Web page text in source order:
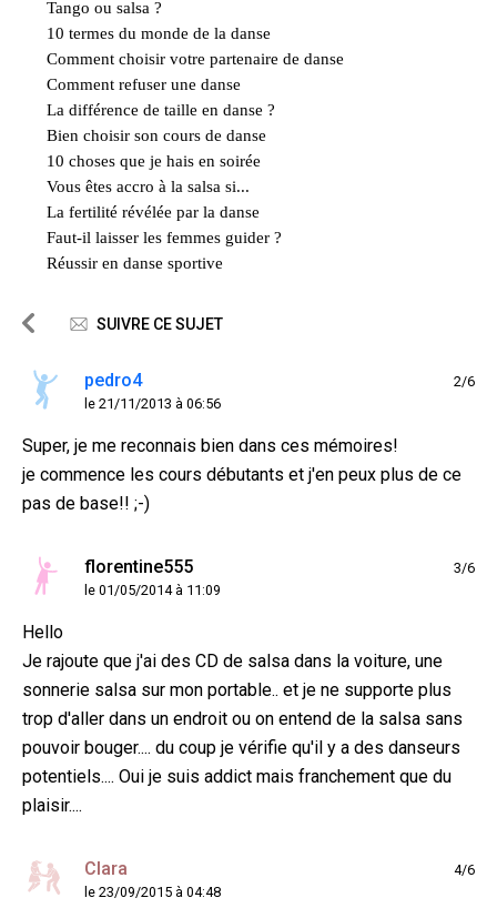
Tango ou salsa ?
10 termes du monde de la danse
Comment choisir votre partenaire de danse
Comment refuser une danse
La différence de taille en danse ?
Bien choisir son cours de danse
10 choses que je hais en soirée
Vous êtes accro à la salsa si...
La fertilité révélée par la danse
Faut-il laisser les femmes guider ?
Réussir en danse sportive
SUIVRE CE SUJET
pedro4
le 21/11/2013 à 06:56
2/6
Super, je me reconnais bien dans ces mémoires!
je commence les cours débutants et j'en peux plus de ce
pas de base!! ;-)
florentine555
le 01/05/2014 à 11:09
3/6
Hello
Je rajoute que j'ai des CD de salsa dans la voiture, une
sonnerie salsa sur mon portable.. et je ne supporte plus
trop d'aller dans un endroit ou on entend de la salsa sans
pouvoir bouger.... du coup je vérifie qu'il y a des danseurs
potentiels.... Oui je suis addict mais franchement que du
plaisir....
Clara
le 23/09/2015 à 04:48
4/6